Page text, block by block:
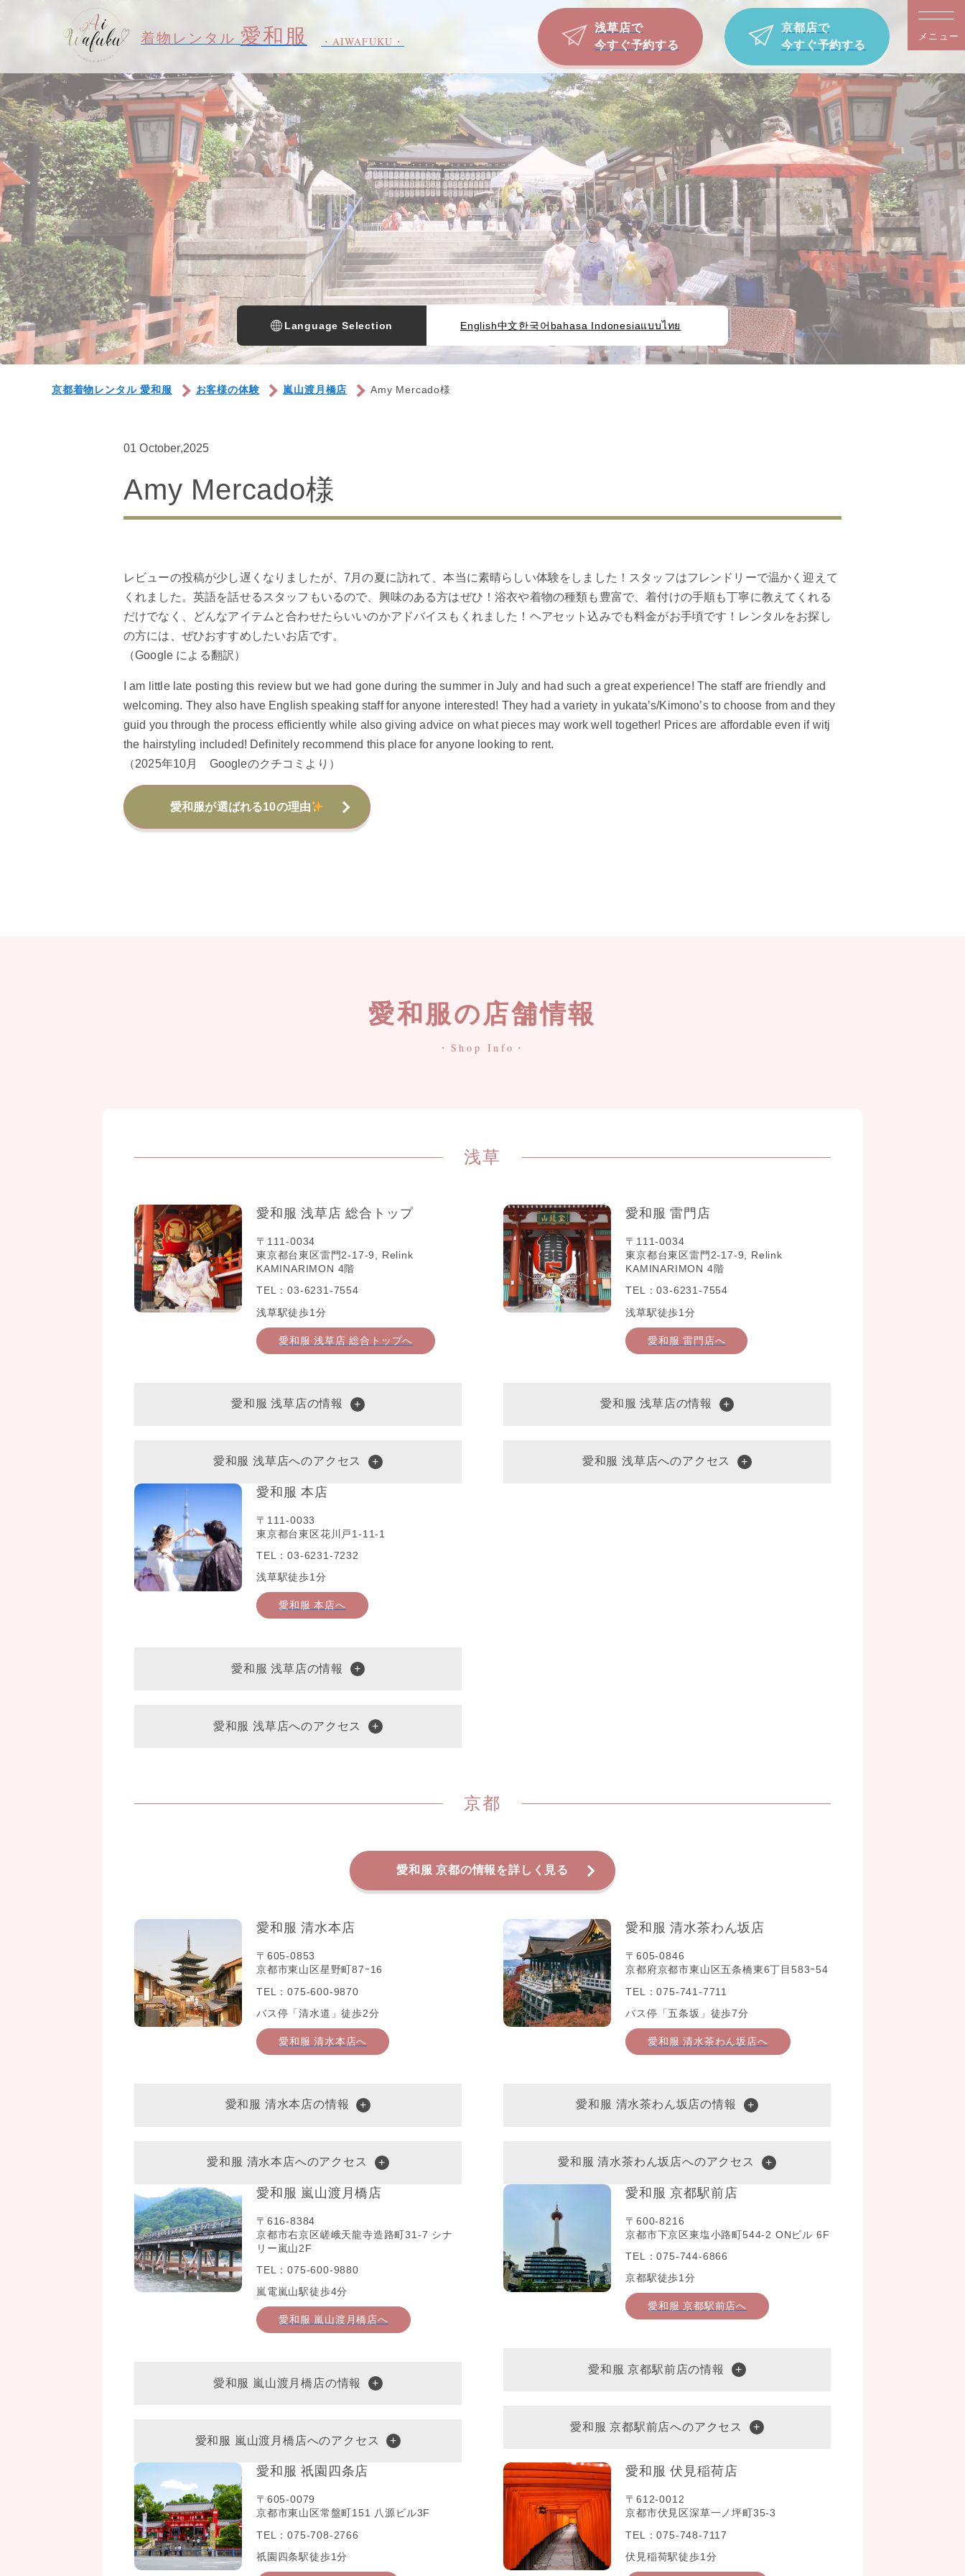
着物レンタル 愛和服 ・AIWAFUKU・
浅草店で
今すぐ予約する
京都店で
今すぐ予約する
メニュー
京都着物レンタル 愛和服 お客様の体験 嵐山渡月橋店 Amy Mercado様
Language Selection English中文한국어 bahasa Indonesiaแบบไทย
01 October,2025
Amy Mercado様
レビューの投稿が少し遅くなりましたが、7月の夏に訪れて、本当に素晴らしい体験をしました！スタッフはフレンドリーで温かく迎えて
くれました。英語を話せるスタッフもいるので、興味のある方はぜひ！浴衣や着物の種類も豊富で、着付けの手順も丁寧に教えてくれる
だけでなく、どんなアイテムと合わせたらいいのかアドバイスもくれました！ヘアセット込みでも料金がお手頃です！レンタルをお探し
の方には、ぜひおすすめしたいお店です。
（Google による翻訳）
I am little late posting this review but we had gone during the summer in July and had such a great experience! The staff are friendly and
welcoming. They also have English speaking staff for anyone interested! They had a variety in yukata’s/Kimono’s to choose from and they
guid you through the process efficiently while also giving advice on what pieces may work well together! Prices are affordable even if witj
the hairstyling included! Definitely recommend this place for anyone looking to rent.
（2025年10月 Googleのクチコミより）
愛和服が選ばれる10の理由
愛和服の店舗情報
・Shop Info・
浅草
愛和服 浅草店 総合トップ
〒111-0034
東京都台東区雷門2-17-9, Relink
KAMINARIMON 4階
TEL：03-6231-7554
浅草駅徒歩1分
愛和服 浅草店 総合トップへ
愛和服 浅草店の情報
愛和服 浅草店へのアクセス
愛和服 雷門店
〒111-0034
東京都台東区雷門2-17-9, Relink
KAMINARIMON 4階
TEL：03-6231-7554
浅草駅徒歩1分
愛和服 雷門店へ
愛和服 浅草店の情報
愛和服 浅草店へのアクセス
愛和服 本店
〒111-0033
東京都台東区花川戸1-11-1
TEL：03-6231-7232
浅草駅徒歩1分
愛和服 本店へ
愛和服 浅草店の情報
愛和服 浅草店へのアクセス
京都
愛和服 京都の情報を詳しく見る
愛和服 清水本店
〒605-0853
京都市東山区星野町87ｰ16
TEL：075-600-9870
バス停「清水道」徒歩2分
愛和服 清水本店へ
愛和服 清水本店の情報
愛和服 清水本店へのアクセス
愛和服 清水茶わん坂店
〒605-0846
京都府京都市東山区五条橋東6丁目583ｰ54
TEL：075-741-7711
バス停「五条坂」徒歩7分
愛和服 清水茶わん坂店へ
愛和服 清水茶わん坂店の情報
愛和服 清水茶わん坂店へのアクセス
愛和服 嵐山渡月橋店
〒616-8384
京都市右京区嵯峨天龍寺造路町31-7 シナ
リー嵐山2F
TEL：075-600-9880
嵐電嵐山駅徒歩4分
愛和服 嵐山渡月橋店へ
愛和服 嵐山渡月橋店の情報
愛和服 嵐山渡月橋店へのアクセス
愛和服 京都駅前店
〒600-8216
京都市下京区東塩小路町544-2 ONビル 6F
TEL：075-744-6866
京都駅徒歩1分
愛和服 京都駅前店へ
愛和服 京都駅前店の情報
愛和服 京都駅前店へのアクセス
愛和服 祇園四条店
〒605-0079
京都市東山区常盤町151 八源ビル3F
TEL：075-708-2766
祇園四条駅徒歩1分
愛和服 伏見稲荷店
〒612-0012
京都市伏見区深草一ノ坪町35-3
TEL：075-748-7117
伏見稲荷駅徒歩1分